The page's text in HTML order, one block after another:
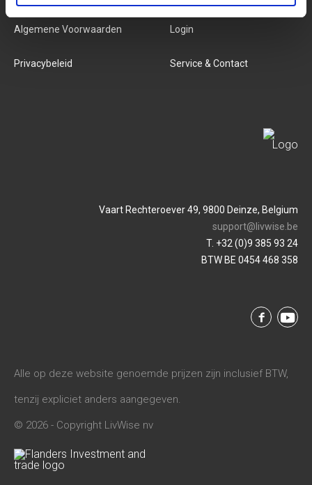
Algemene Voorwaarden
Privacybeleid
Login
Service & Contact
Vaart Rechteroever 49, 9800 Deinze, Belgium
support@livwise.be
T. +32 (0)9 385 93 24
BTW BE 0454 468 358
Alle op deze website genoemde prijzen zijn inclusief BTW,
tenzij expliciet anders aangegeven.
© 2026 - Copyright LivWise nv